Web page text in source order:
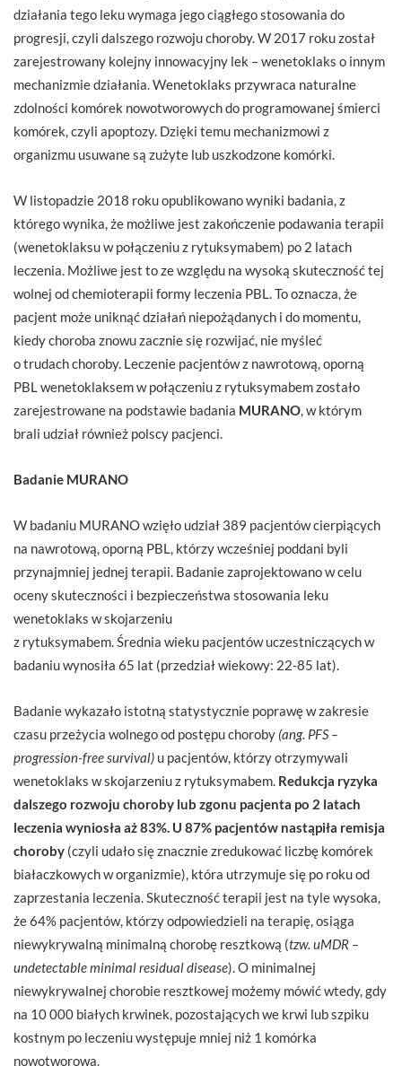
działania tego leku wymaga jego ciągłego stosowania do
progresji, czyli dalszego rozwoju choroby. W 2017 roku został
zarejestrowany kolejny innowacyjny lek – wenetoklaks o innym
mechanizmie działania. Wenetoklaks przywraca naturalne
zdolności komórek nowotworowych do programowanej śmierci
komórek, czyli apoptozy. Dzięki temu mechanizmowi z
organizmu usuwane są zużyte lub uszkodzone komórki.
W listopadzie 2018 roku opublikowano wyniki badania, z
którego wynika, że możliwe jest zakończenie podawania terapii
(wenetoklaksu w połączeniu z rytuksymabem) po 2 latach
leczenia. Możliwe jest to ze względu na wysoką skuteczność tej
wolnej od chemioterapii formy leczenia PBL. To oznacza, że
pacjent może uniknąć działań niepożądanych i do momentu,
kiedy choroba znowu zacznie się rozwijać, nie myśleć
o trudach choroby. Leczenie pacjentów z nawrotową, oporną
PBL wenetoklaksem w połączeniu z rytuksymabem zostało
zarejestrowane na podstawie badania MURANO , w którym
brali udział również polscy pacjenci.
Badanie MURANO
W badaniu MURANO wzięło udział 389 pacjentów cierpiących
na nawrotową, oporną PBL, którzy wcześniej poddani byli
przynajmniej jednej terapii. Badanie zaprojektowano w celu
oceny skuteczności i bezpieczeństwa stosowania leku
wenetoklaks w skojarzeniu
z rytuksymabem. Średnia wieku pacjentów uczestniczących w
badaniu wynosiła 65 lat (przedział wiekowy: 22-85 lat).
Badanie wykazało istotną statystycznie poprawę w zakresie
czasu przeżycia wolnego od postępu choroby (ang. PFS –
progression-free survival) u pacjentów, którzy otrzymywali
wenetoklaks w skojarzeniu z rytuksymabem. Redukcja ryzyka
dalszego rozwoju choroby lub zgonu pacjenta po 2 latach
leczenia wyniosła aż 83%. U 87% pacjentów nastąpiła remisja
choroby (czyli udało się znacznie zredukować liczbę komórek
białaczkowych w organizmie), która utrzymuje się po roku od
zaprzestania leczenia. Skuteczność terapii jest na tyle wysoka,
że 64% pacjentów, którzy odpowiedzieli na terapię, osiąga
niewykrywalną minimalną chorobę resztkową (tzw. uMDR –
undetectable minimal residual disease). O minimalnej
niewykrywalnej chorobie resztkowej możemy mówić wtedy, gdy
na 10 000 białych krwinek, pozostających we krwi lub szpiku
kostnym po leczeniu występuje mniej niż 1 komórka
nowotworowa.